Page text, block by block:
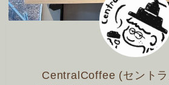
CentralCoffee (セント